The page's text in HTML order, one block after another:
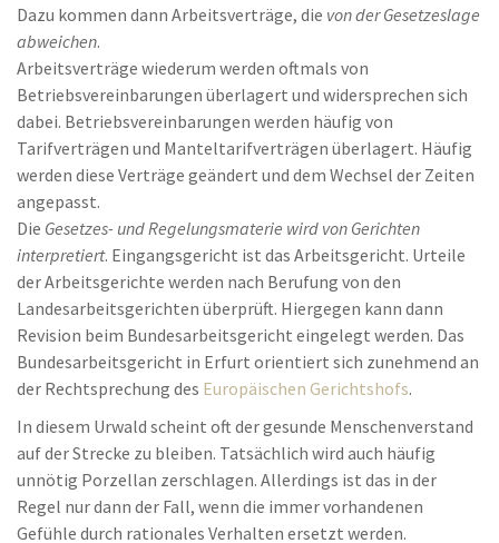
Dazu kommen dann Arbeitsverträge, die von der Gesetzeslage
abweichen.
Arbeitsverträge wiederum werden oftmals von
Betriebsvereinbarungen überlagert und widersprechen sich
dabei. Betriebsvereinbarungen werden häufig von
Tarifverträgen und Manteltarifverträgen überlagert. Häufig
werden diese Verträge geändert und dem Wechsel der Zeiten
angepasst.
Die Gesetzes- und Regelungsmaterie wird von Gerichten
interpretiert. Eingangsgericht ist das Arbeitsgericht. Urteile
der Arbeitsgerichte werden nach Berufung von den
Landesarbeitsgerichten überprüft. Hiergegen kann dann
Revision beim Bundesarbeitsgericht eingelegt werden. Das
Bundesarbeitsgericht in Erfurt orientiert sich zunehmend an
der Rechtsprechung des Europäischen Gerichtshofs.
In diesem Urwald scheint oft der gesunde Menschenverstand
auf der Strecke zu bleiben. Tatsächlich wird auch häufig
unnötig Porzellan zerschlagen. Allerdings ist das in der
Regel nur dann der Fall, wenn die immer vorhandenen
Gefühle durch rationales Verhalten ersetzt werden.